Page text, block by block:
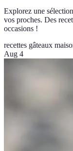
Explorez une
vos proches. Des
occasions !
recettes gâteaux
Aug 4